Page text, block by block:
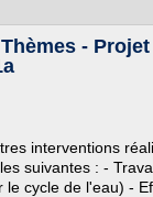
- Projet
interventions
suivantes : -
le cycle de l'eau) -